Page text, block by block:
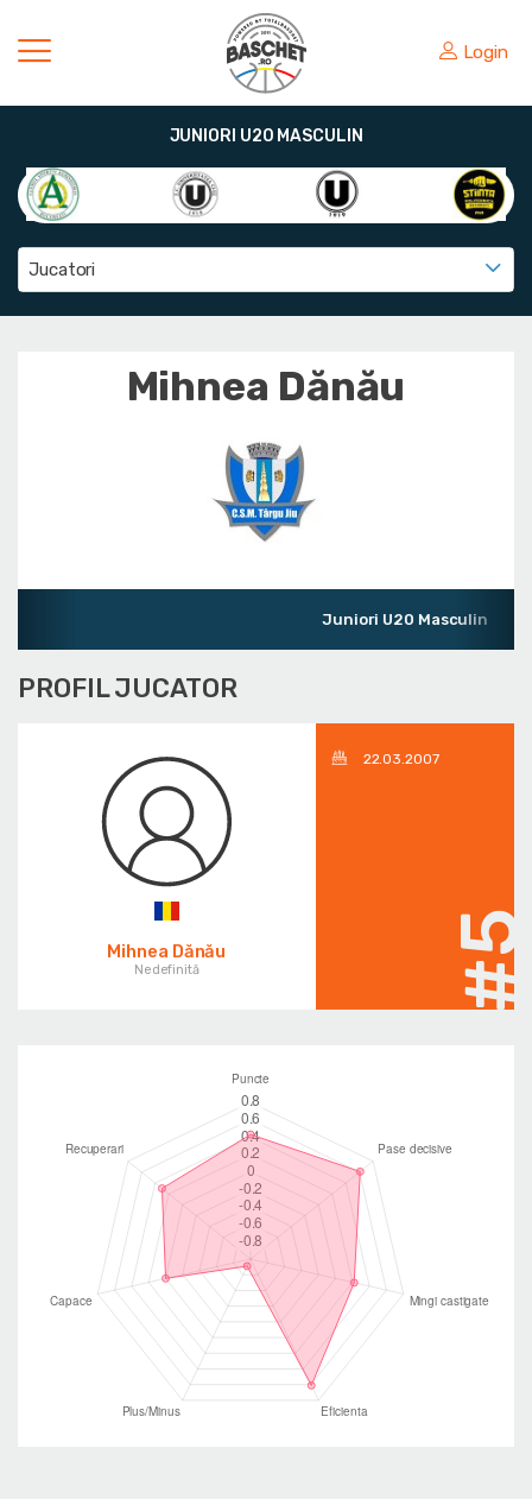
Login
JUNIORI U20 MASCULIN
Jucatori
Mihnea Dănău
Juniori U20 Masculin
PROFIL JUCATOR
Mihnea Dănău
Nedefinită
22.03.2007